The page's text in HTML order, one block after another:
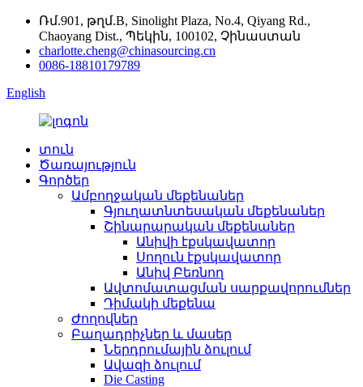
Ռմ.901, թղմ.B, Sinolight Plaza, No.4, Qiyang Rd.,
Chaoyang Dist., Պեկին, 100102, Չինաստան
charlotte.cheng@chinasourcing.cn
0086-18810179789
English
տուն
Ծառայություն
Գործեր
Ամբողջական մեքենաներ
Գյուղատնտեսական մեքենաներ
Շինարարական մեքենաներ
Անիվի էքսկավատոր
Սողուն էքսկավատոր
Անիվ Բեռնող
Ավտոմատացման սարքավորումներ
Դիմակի մեքենա
Ժողովներ
Բաղադրիչներ և մասեր
Ներդրումային ձուլում
Ավազի ձուլում
Die Casting